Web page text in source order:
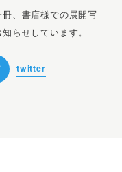
、書店様での展開写
らせしています。
twitter